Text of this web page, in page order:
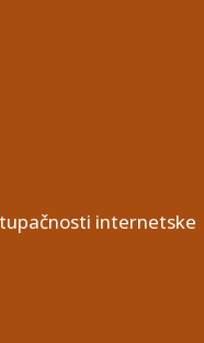
internetske